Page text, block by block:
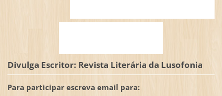
Divulga Escritor: Revista Literária da Lusofonia
Para participar escreva email para: